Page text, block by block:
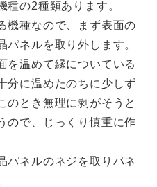
種の2種類あります。
機種なので、まず表面の
パネルを取り外します。
を温めて縁についている
分に温めたのちに少しず
のとき無理に剥がそうと
ので、じっくり慎重に作
パネルのネジを取りパネ